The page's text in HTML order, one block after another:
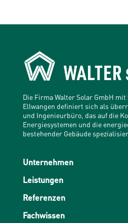
Die Firma Walter Solar GmbH
Ellwangen definiert sich als
und Ingenieurbüro, das auf die
Energiesystemen und die
bestehender Gebäude
Unternehmen
Leistungen
Referenzen
Fachwissen